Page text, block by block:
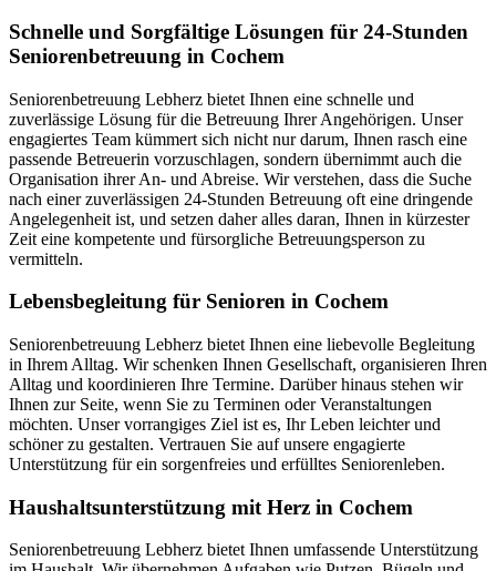
Schnelle und Sorgfältige Lösungen für 24-Stunden
Seniorenbetreuung in Cochem
Seniorenbetreuung Lebherz bietet Ihnen eine schnelle und
zuverlässige Lösung für die Betreuung Ihrer Angehörigen. Unser
engagiertes Team kümmert sich nicht nur darum, Ihnen rasch eine
passende Betreuerin vorzuschlagen, sondern übernimmt auch die
Organisation ihrer An- und Abreise. Wir verstehen, dass die Suche
nach einer zuverlässigen 24-Stunden Betreuung oft eine dringende
Angelegenheit ist, und setzen daher alles daran, Ihnen in kürzester
Zeit eine kompetente und fürsorgliche Betreuungsperson zu
vermitteln.
Lebensbegleitung für Senioren in Cochem
Seniorenbetreuung Lebherz bietet Ihnen eine liebevolle Begleitung
in Ihrem Alltag. Wir schenken Ihnen Gesellschaft, organisieren Ihren
Alltag und koordinieren Ihre Termine. Darüber hinaus stehen wir
Ihnen zur Seite, wenn Sie zu Terminen oder Veranstaltungen
möchten. Unser vorrangiges Ziel ist es, Ihr Leben leichter und
schöner zu gestalten. Vertrauen Sie auf unsere engagierte
Unterstützung für ein sorgenfreies und erfülltes Seniorenleben.
Haushalts­unterstützung mit Herz in Cochem
Seniorenbetreuung Lebherz bietet Ihnen umfassende Unterstützung